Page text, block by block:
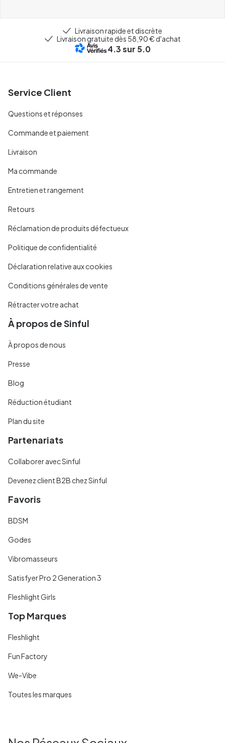
Livraison rapide et discrète
Livraison gratuite dès 58,90 € d'achat
4.3sur 5.0
Service Client
Questions et réponses
Commande et paiement
Livraison
Ma commande
Entretien et rangement
Retours
Réclamation de produits défectueux
Politique de confidentialité
Déclaration relative aux cookies
Conditions générales de vente
Rétracter votre achat
À propos de Sinful
À propos de nous
Presse
Blog
Réduction étudiant
Plan du site
Partenariats
Collaborer avec Sinful
Devenez client B2B chez Sinful
Favoris
BDSM
Godes
Vibromasseurs
Satisfyer Pro 2 Generation 3
Fleshlight Girls
Top Marques
Fleshlight
Fun Factory
We-Vibe
Toutes les marques